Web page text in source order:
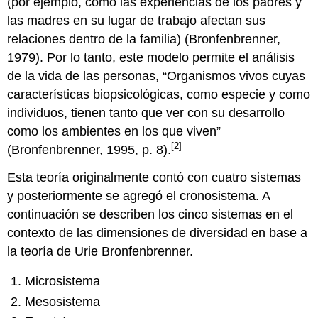
Cronosistema
Otras
Consideraciones
Teóricas
La
teoría
familiar
sistémica
El
Funcionalismo
Teoría
del
Conflicto
Interaccionismo
Simbólico
Perspectivas
Psicológicas
las madres en su lugar de trabajo afectan sus
relaciones dentro de la familia) (Bronfenbrenner,
1979). Por lo tanto, este modelo permite el análisis
de la vida de las personas, “Organismos vivos cuyas
características biopsicológicas, como especie y como
individuos, tienen tanto que ver con su desarrollo
como los ambientes en los que viven”
(Bronfenbrenner, 1995, p. 8). [2]
Esta teoría originalmente contó con cuatro sistemas
y posteriormente se agregó el cronosistema. A
continuación se describen los cinco sistemas en el
contexto de las dimensiones de diversidad en base a
la teoría de Urie Bronfenbrenner.
Microsistema
Mesosistema